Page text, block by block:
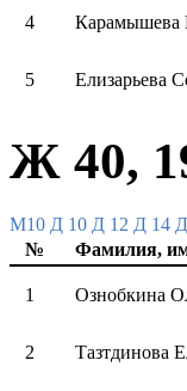
4 Карамышева
5 Елизарьева
Ж 40,
M10 Д 10 Д 12 Д 14
№
Фамилия,
1 Ознобкина
2 Тазтдинова